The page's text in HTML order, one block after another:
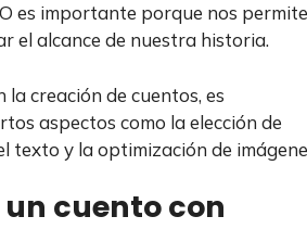
es importante porque nos permite
el alcance de nuestra historia.
la creación de cuentos, es
aspectos como la elección de
texto y la optimización de
cuento con